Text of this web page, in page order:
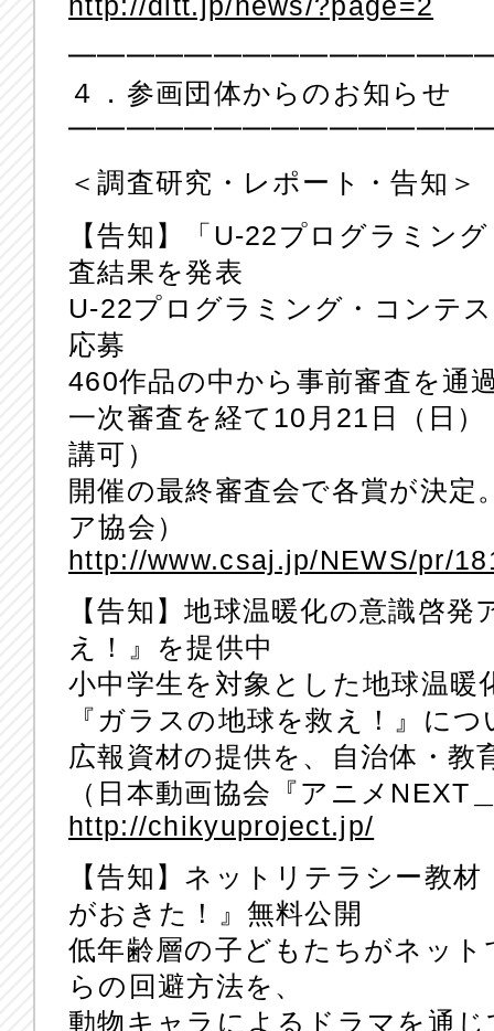
http://ditt.jp/news/?page=2
４．参画団体からのお知らせ
＜調査研究・レポート・告知＞
【告知】「U-22プログラミン
査結果を発表
U-22プログラミング・コンテ
応募
460作品の中から事前審査を通
一次審査を経て10月21日（日
講可）
開催の最終審査会で各賞が決
ア協会）
http://www.csaj.jp/NEWS/pr/
【告知】地球温暖化の意識啓
え！』を提供中
小中学生を対象とした地球温暖
『ガラスの地球を救え！』に
広報資材の提供を、自治体・教
（日本動画協会『アニメNEXT
http://chikyuproject.jp/
【告知】ネットリテラシー教
がおきた！』無料公開
低年齢層の子どもたちがネッ
らの回避方法を、
動物キャラによるドラマを通